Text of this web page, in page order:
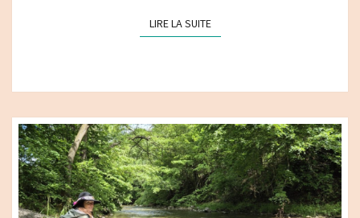
LIRE LA SUITELIRE LA SUITE